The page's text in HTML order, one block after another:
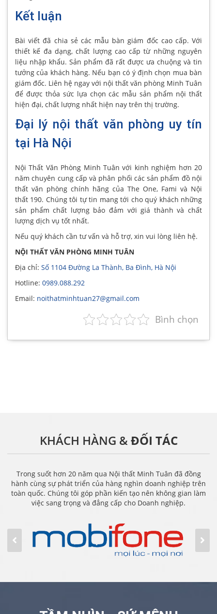
Kết luận
Bài viết đã chia sẻ các mẫu bàn giám đốc cao cấp. Với
thiết kế đa dạng, chất lượng cao cấp từ những nguyên
liệu nhập khẩu. Sản phẩm đã rất được ưa chuộng và tin
tưởng của khách hàng. Nếu bạn có ý định chọn mua bàn
giám đốc. Liên hệ ngay với nội thất văn phòng Minh Tuân
để được thỏa sức lựa chọn các mẫu sản phẩm nội thất
hiện đại, chất lượng nhất hiện nay trên thị trường.
Đại lý nội thất văn phòng uy tín
tại Hà Nội
Nội Thất Văn Phòng Minh Tuân với kinh nghiệm hơn 20
năm chuyên cung cấp và phân phối các sản phẩm đồ nội
thất văn phòng chính hãng của The One, Fami và Nội
thất 190. Chúng tôi tự tin mang tới cho quý khách những
sản phẩm chất lượng bảo đảm với giá thành và chất
lượng dịch vụ tốt nhất.
Nếu quý khách cần tư vấn và hỗ trợ, xin vui lòng liên hệ.
NỘI THẤT VĂN PHÒNG MINH TUÂN
Địa chỉ: Số 1104 Đường La Thành, Ba Đình, Hà Nội
Hotline: 0989.088.292
Email: noithatminhtuan27@gmail.com
Bình chọn
KHÁCH HÀNG &ĐỐI TÁC
Trong suốt hơn 20 năm qua Nội thất Minh Tuân đã đồng
hành cùng sự phát triển của hàng nghìn doanh nghiệp trên
toàn quốc. Chúng tôi góp phần kiến tạo nên không gian làm
việc sang trọng và đẳng cấp cho Doanh nghiệp.